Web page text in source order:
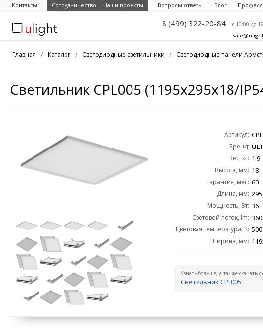
Контакты Сотрудничество Наши проекты Вопросы ответы Блог
8 (499) 322-20-84 c 10:00 до
Главная / Каталог / Светодиодные светильники / Светодиодные панели
Светильник CPL005 (1195x295x18/
Артикул:
Бренд:
Вес, кг: 1.9
Высота, мм: 18
Гарантия, мес: 60
Длина, мм: 295
Мощность, Вт: 36
Световой поток, lm:
Цветовая температура, K:
Ширина, мм:
Узнать больше, а так же скачать
Светильник CPL005